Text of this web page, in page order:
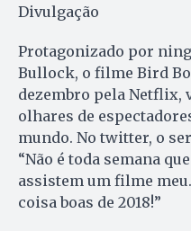
Divulgação
Protagonizado por
Bullock, o filme Bird
dezembro pela Netflix,
olhares de
mundo. No twitter, o
“Não é toda semana
assistem um filme
coisa boas de 2018!”